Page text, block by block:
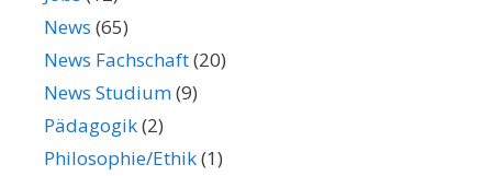
News (65)
News Fachschaft(20)
News Studium(9)
Pädagogik(2)
Philosophie/Ethik(1)